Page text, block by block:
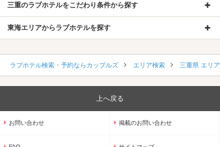
三重のラブホテルをこだわり条件から探す
東海エリアからラブホテルを探す
ラブホテル検索・予約ならカップルズ エリア検索 三重県 エリ
上へ戻る
お問い合わせ 掲載のお問い合わせ